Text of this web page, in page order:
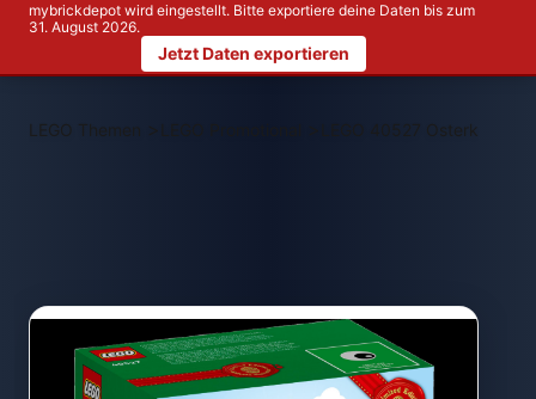
mybrickdepot wird eingestellt. Bitte exportiere deine Daten bis zum
31. August 2026.
Jetzt Daten exportieren
LEGO Themen > LEGO 40527 Osterküken